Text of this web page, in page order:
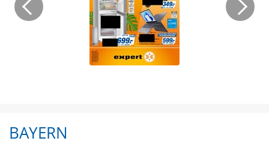
BAYERN